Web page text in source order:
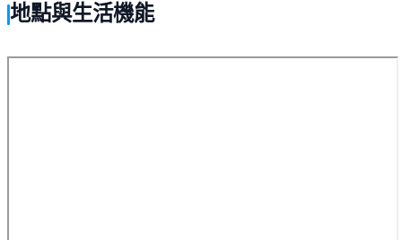
地點與生活機能